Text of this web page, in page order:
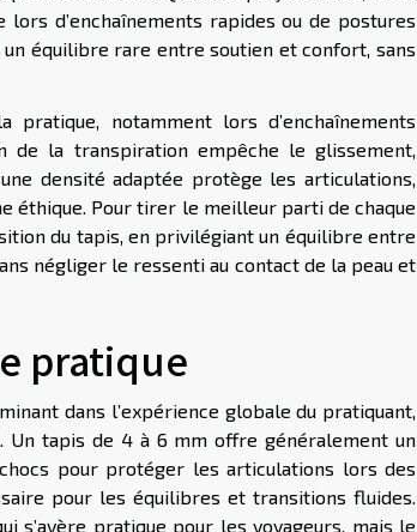
d’enchaînements rapides ou de postures
équilibre rare entre soutien et confort, sans
notamment lors d’enchaînements
de la transpiration empêche le glissement,
densité adaptée protège les articulations,
éthique. Pour tirer le meilleur parti de chaque
du tapis, en privilégiant un équilibre entre
négliger le ressenti au contact de la peau et
pratique
dans l’expérience globale du pratiquant,
Un tapis de 4 à 6 mm offre généralement un
pour protéger les articulations lors des
pour les équilibres et transitions fluides.
s’avère pratique pour les voyageurs, mais le